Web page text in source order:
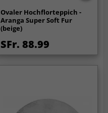
Ovaler Hochflorteppich -
Aranga Super Soft Fur
(beige)
SFr. 88.99